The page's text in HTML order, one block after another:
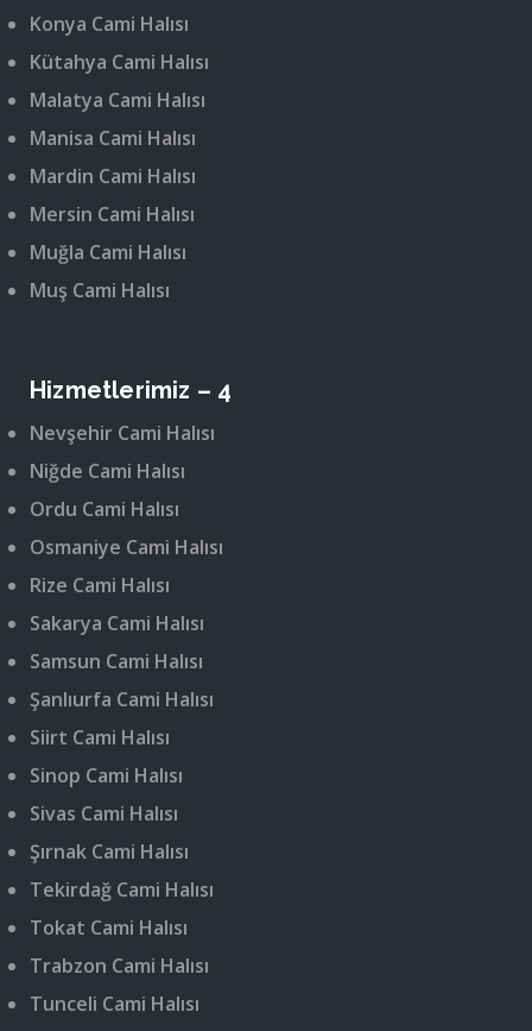
Konya Cami Halısı
Kütahya Cami Halısı
Malatya Cami Halısı
Manisa Cami Halısı
Mardin Cami Halısı
Mersin Cami Halısı
Muğla Cami Halısı
Muş Cami Halısı
Hizmetlerimiz – 4
Nevşehir Cami Halısı
Niğde Cami Halısı
Ordu Cami Halısı
Osmaniye Cami Halısı
Rize Cami Halısı
Sakarya Cami Halısı
Samsun Cami Halısı
Şanlıurfa Cami Halısı
Siirt Cami Halısı
Sinop Cami Halısı
Sivas Cami Halısı
Şırnak Cami Halısı
Tekirdağ Cami Halısı
Tokat Cami Halısı
Trabzon Cami Halısı
Tunceli Cami Halısı